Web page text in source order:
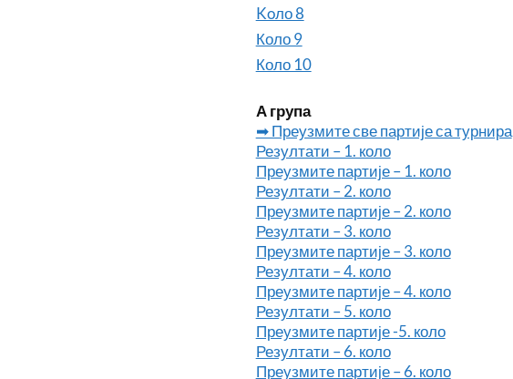
Koло 8
Коло 9
Коло 10
А група
➡ Преузмите све партије са турнира
Резултати – 1. коло
Преузмите партије – 1. коло
Резултати – 2. коло
Преузмите партије – 2. коло
Резултати – 3. коло
Преузмите партије – 3. коло
Резултати – 4. коло
Преузмите партије – 4. коло
Резултати – 5. коло
Преузмите партије -5. коло
Резултати – 6. коло
Преузмите партије – 6. коло